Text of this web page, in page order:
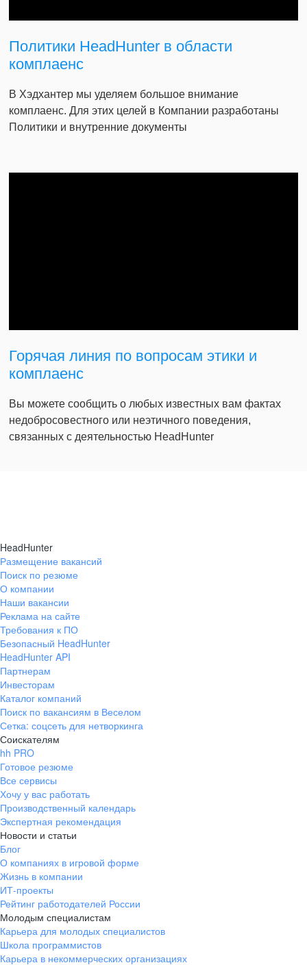
Политики HeadHunter в области
комплаенс
В Хэдхантер мы уделяем большое внимание
комплаенс. Для этих целей в Компании разработаны
Политики и внутренние документы
Горячая линия по вопросам этики и
комплаенс
Вы можете сообщить о любых известных вам фактах
недобросовестного или неэтичного поведения,
связанных с деятельностью HeadHunter
HeadHunter
Размещение вакансий
Поиск по резюме
О компании
Наши вакансии
Реклама на сайте
Требования к ПО
Безопасный HeadHunter
HeadHunter API
Партнерам
Инвесторам
Каталог компаний
Поиск по вакансиям в Веселом
Сетка: соцсеть для нетворкинга
Соискателям
hh PRO
Готовое резюме
Все сервисы
Хочу у вас работать
Производственный календарь
Экспертная рекомендация
Новости и статьи
Блог
О компаниях в игровой форме
Жизнь в компании
ИТ-проекты
Рейтинг работодателей России
Молодым специалистам
Карьера для молодых специалистов
Школа программистов
Карьера в некоммерческих организациях